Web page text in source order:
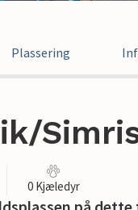
Plassering
0 Kjæledyr